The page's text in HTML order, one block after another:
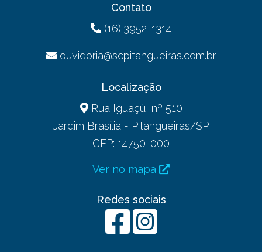
Contato
(16) 3952-1314
ouvidoria@scpitangueiras.com.br
Localização
Rua Iguaçú, nº 510
Jardim Brasília - Pitangueiras/SP
CEP: 14750-000
Ver no mapa
Redes sociais